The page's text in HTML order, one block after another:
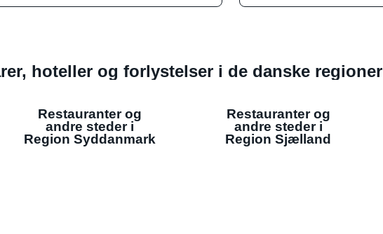
hoteller og forlystelser i de danske regioner
Restauranter og
andre steder i
Region Syddanmark
Restauranter og
andre steder i
Region Sjælland